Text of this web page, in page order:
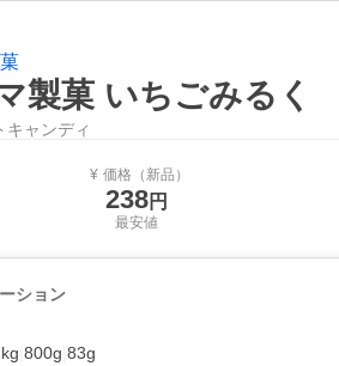
製菓 いちごみるく
キャンディ
¥ 価格（新品）
238円
最安値
ション
800g 83g